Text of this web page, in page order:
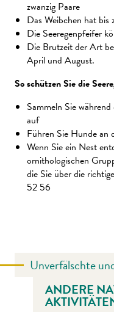
zwanzig Paare
Das Weibchen hat bis
Die Seeregenpfeifer
Die Brutzeit der Art
April und August.
So schützen Sie die
Sammeln Sie
auf
Führen Sie Hunde an
Wenn Sie ein Nest
ornithologischen
die Sie über die
52 56
Unverfälschte
ANDERE